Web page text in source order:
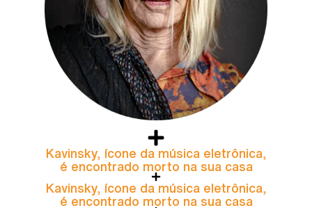
Kavinsky, ícone da música eletrônica,
é encontrado morto na sua casa
Kavinsky, ícone da música eletrônica,
é encontrado morto na sua casa